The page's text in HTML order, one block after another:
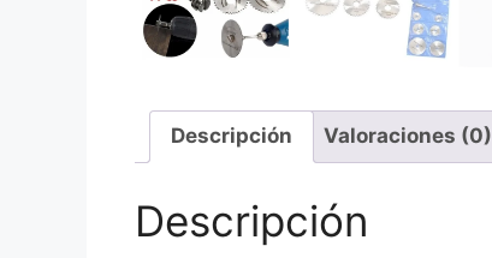
Descripción Valoraciones (0)
Descripción